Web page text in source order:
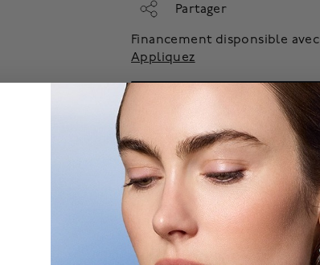
Partager
Financement disponsible avec
Appliquez
Demander un rendez-